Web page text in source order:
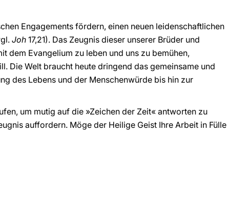
Engagements fördern, einen neuen leidenschaftlichen
Joh 17,21). Das Zeugnis dieser unserer Brüder und
dem Evangelium zu leben und uns zu bemühen,
Die Welt braucht heute dringend das gemeinsame und
des Lebens und der Menschenwürde bis hin zur
um mutig auf die »Zeichen der Zeit« antworten zu
auffordern. Möge der Heilige Geist Ihre Arbeit in Fülle